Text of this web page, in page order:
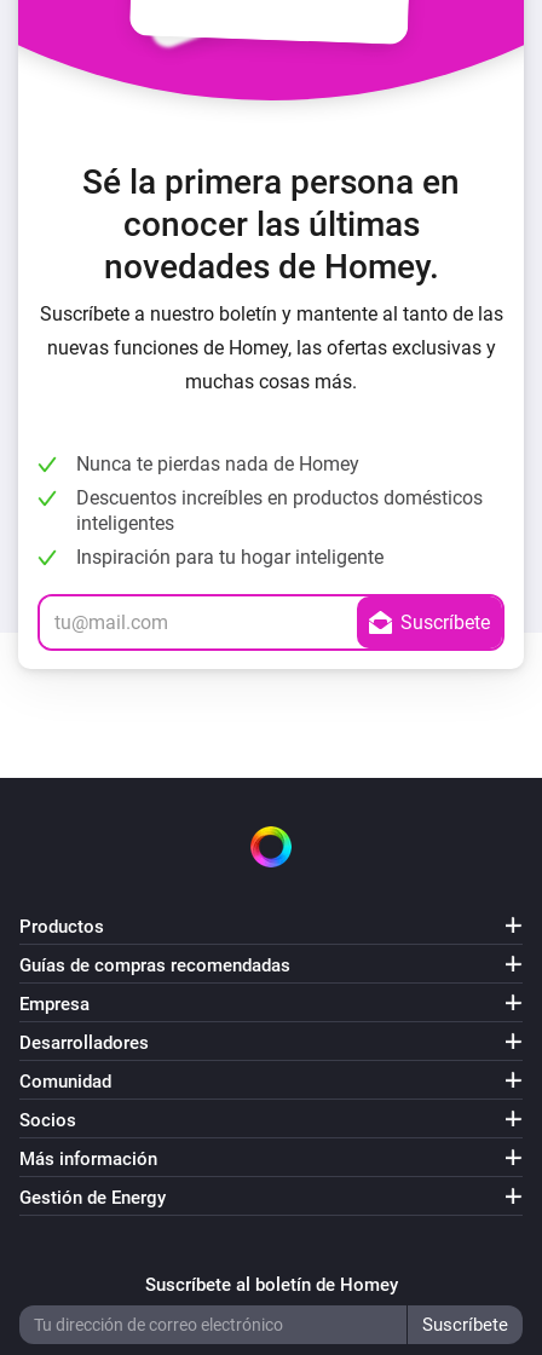
Sé la primera persona en
conocer las últimas
novedades de Homey.
Suscríbete a nuestro boletín y mantente al tanto de las
nuevas funciones de Homey, las ofertas exclusivas y
muchas cosas más.
Nunca te pierdas nada de Homey
Descuentos increíbles en productos domésticos
inteligentes
Inspiración para tu hogar inteligente
Productos
Guías de compras recomendadas
Empresa
Desarrolladores
Comunidad
Socios
Más información
Gestión de Energy
Suscríbete al boletín de Homey